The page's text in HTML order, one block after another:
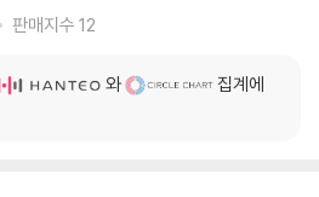
판매지수 12
와
집계에